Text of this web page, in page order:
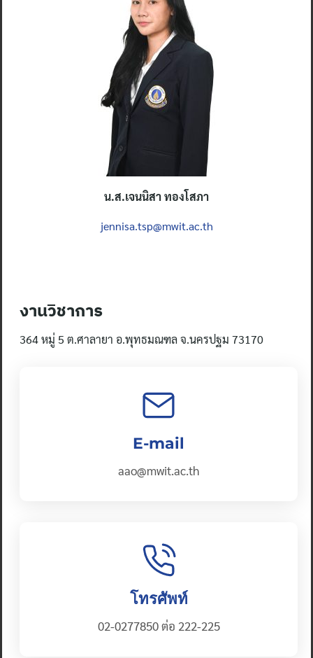
น.ส.เจนนิสา ทองโสภา
jennisa.tsp@mwit.ac.th
งานวิชาการ
364 หมู่ 5 ต.ศาลายา อ.พุทธมณฑล จ.นครปฐม 73170
E-mail
aao@mwit.ac.th
โทรศัพท์
02-0277850 ต่อ 222-225